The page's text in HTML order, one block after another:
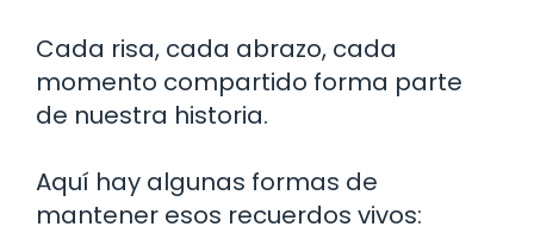
Cada risa, cada abrazo, cada
momento compartido forma parte
de nuestra historia.
Aquí hay algunas formas de
mantener esos recuerdos vivos: